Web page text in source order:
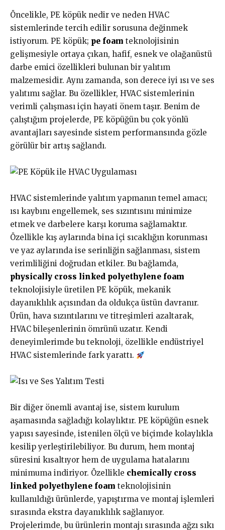
Öncelikle, PE köpük nedir ve neden HVAC
sistemlerinde tercih edilir sorusuna değinmek
istiyorum. PE köpük; pe foam teknolojisinin
gelişmesiyle ortaya çıkan, hafif, esnek ve olağanüstü
darbe emici özellikleri bulunan bir yalıtım
malzemesidir. Aynı zamanda, son derece iyi ısı ve ses
yalıtımı sağlar. Bu özellikler, HVAC sistemlerinin
verimli çalışması için hayati önem taşır. Benim de
çalıştığım projelerde, PE köpüğün bu çok yönlü
avantajları sayesinde sistem performansında gözle
görülür bir artış sağlandı.
HVAC sistemlerinde yalıtım yapmanın temel amacı;
ısı kaybını engellemek, ses sızıntısını minimize
etmek ve darbelere karşı koruma sağlamaktır.
Özellikle kış aylarında bina içi sıcaklığın korunması
ve yaz aylarında ise serinliğin sağlanması, sistem
verimliliğini doğrudan etkiler. Bu bağlamda,
physically cross linked polyethylene foam
teknolojisiyle üretilen PE köpük, mekanik
dayanıklılık açısından da oldukça üstün davranır.
Ürün, hava sızıntılarını ve titreşimleri azaltarak,
HVAC bileşenlerinin ömrünü uzatır. Kendi
deneyimlerimde bu teknoloji, özellikle endüstriyel
HVAC sistemlerinde fark yarattı.
Bir diğer önemli avantaj ise, sistem kurulum
aşamasında sağladığı kolaylıktır. PE köpüğün esnek
yapısı sayesinde, istenilen ölçü ve biçimde kolaylıkla
kesilip yerleştirilebiliyor. Bu durum, hem montaj
süresini kısaltıyor hem de uygulama hatalarını
minimuma indiriyor. Özellikle chemically cross
linked polyethylene foam teknolojisinin
kullanıldığı ürünlerde, yapıştırma ve montaj işlemleri
sırasında ekstra dayanıklılık sağlanıyor.
Projelerimde, bu ürünlerin montajı sırasında ağzı sıkı